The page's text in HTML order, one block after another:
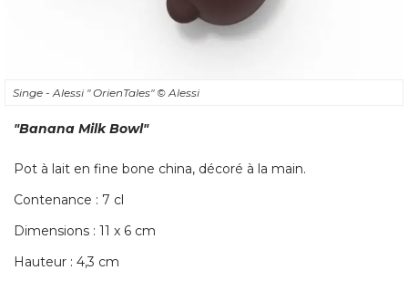
Singe - Alessi " OrienTales" © Alessi
"Banana Milk Bowl"
Pot à lait en fine bone china, décoré à la main.
Contenance : 7 cl
Dimensions : 11 x 6 cm
Hauteur : 4,3 cm